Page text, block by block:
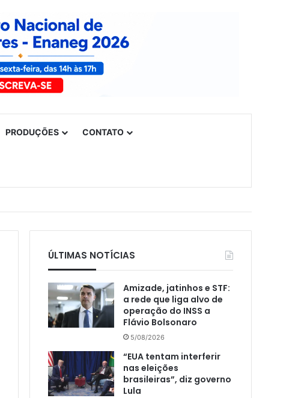
PRODUÇÕES CONTATO
ÚLTIMAS NOTÍCIAS
Amizade, jatinhos e STF:
a rede que liga alvo de
operação do INSS a
Flávio Bolsonaro
5/08/2026
“EUA tentam interferir
nas eleições
brasileiras”, diz governo
Lula